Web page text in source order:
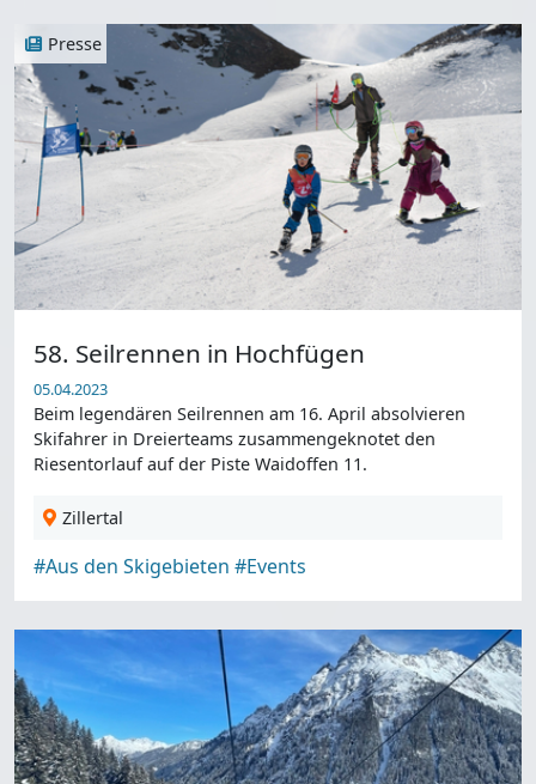
Presse
58. Seilrennen in Hochfügen
05.04.2023
Beim legendären Seilrennen am 16. April absolvieren
Skifahrer in Dreierteams zusammengeknotet den
Riesentorlauf auf der Piste Waidoffen 11.
Zillertal
#Aus den Skigebieten #Events